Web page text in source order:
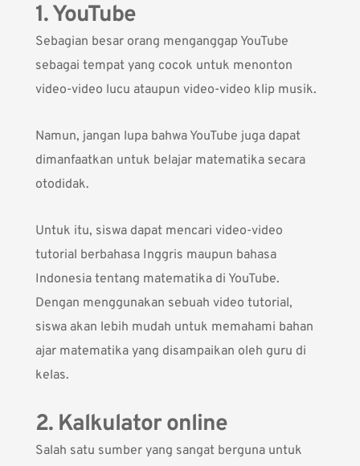
1. YouTube
Sebagian besar orang menganggap YouTube
sebagai tempat yang cocok untuk menonton
video-video lucu ataupun video-video klip musik.
Namun, jangan lupa bahwa YouTube juga dapat
dimanfaatkan untuk belajar matematika secara
otodidak.
Untuk itu, siswa dapat mencari video-video
tutorial berbahasa Inggris maupun bahasa
Indonesia tentang matematika di YouTube.
Dengan menggunakan sebuah video tutorial,
siswa akan lebih mudah untuk memahami bahan
ajar matematika yang disampaikan oleh guru di
kelas.
2. Kalkulator online
Salah satu sumber yang sangat berguna untuk